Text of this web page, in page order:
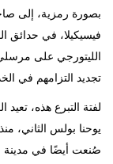
بصورة رمزية، إلى
فيسيكيلا، في حدائق
الليتورجي على
تجديد التزامهم في
لفتة التبرع هذه، تعيد
صُنعت أيضًا في مدينة